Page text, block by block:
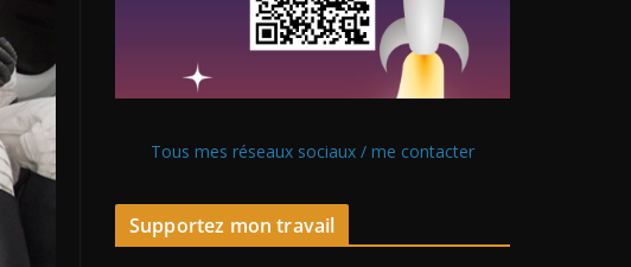
Tous mes réseaux sociaux / me contacter
Supportez mon travail